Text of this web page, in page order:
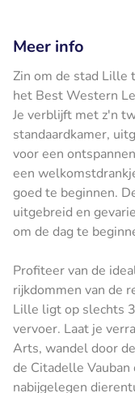
Meer info
Zin om de stad Lille
het Best Western
Je verblijft met z'n
standaardkamer,
voor een
een
goed te beginnen.
uitgebreid en
om de dag te
Profiteer van de
rijkdommen van de
Lille ligt op slechts
vervoer. Laat je
Arts, wandel door
de Citadelle Vauban
nabijgelegen